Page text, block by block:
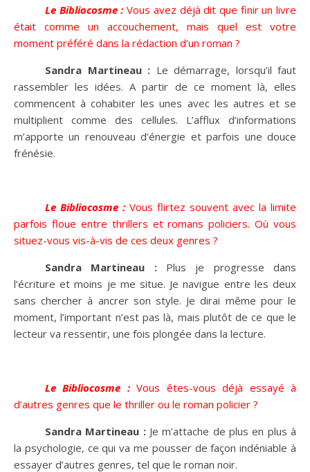
Le Bibliocosme :Vous avez déjà dit que finir un livre
était comme un accouchement, mais quel est votre
moment préféré dans la rédaction d’un roman ?
Sandra Martineau : Le démarrage, lorsqu’il faut
rassembler les idées. A partir de ce moment là, elles
commencent à cohabiter les unes avec les autres et se
multiplient comme des cellules. L’afflux d’informations
m’apporte un renouveau d’énergie et parfois une douce
frénésie.
Le Bibliocosme : Vous flirtez souvent avec la limite
parfois floue entre thrillers et romans policiers. Où vous
situez-vous vis-à-vis de ces deux genres ?
Sandra Martineau : Plus je progresse dans
l’écriture et moins je me situe. Je navigue entre les deux
sans chercher à ancrer son style. Je dirai même pour le
moment, l’important n’est pas là, mais plutôt de ce que le
lecteur va ressentir, une fois plongée dans la lecture.
Le Bibliocosme :Vous êtes-vous déjà essayé à
d’autres genres que le thriller ou le roman policier ?
Sandra Martineau : Je m’attache de plus en plus à
la psychologie, ce qui va me pousser de façon indéniable à
essayer d’autres genres, tel que le roman noir.